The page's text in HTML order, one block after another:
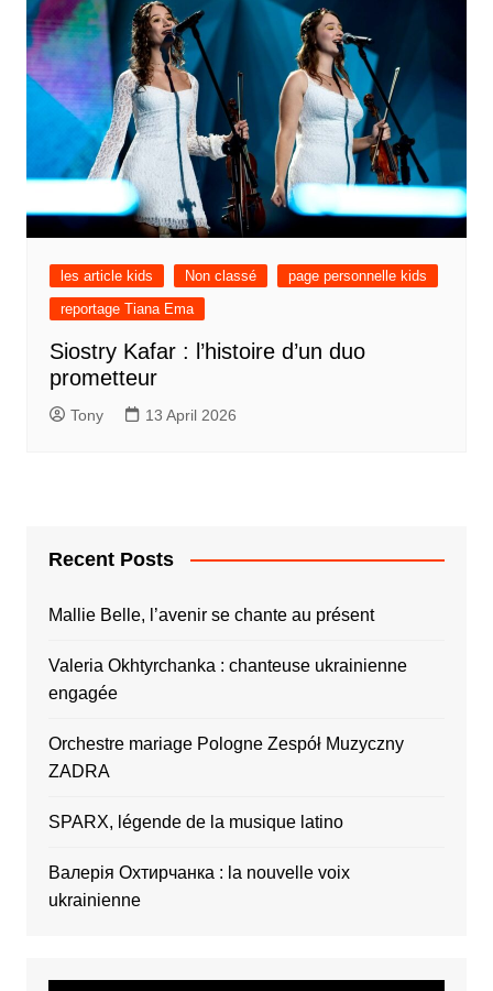
les article kids Non classé
page personnelle kids
reportage Tiana Ema
Siostry Kafar : l’histoire d’un duo
prometteur
Tony 13 April 2026
Recent Posts
Mallie Belle, l’avenir se chante au présent
Valeria Okhtyrchanka : chanteuse ukrainienne
engagée
Orchestre mariage Pologne Zespół Muzyczny
ZADRA
SPARX, légende de la musique latino
Валерія Охтирчанка : la nouvelle voix
ukrainienne